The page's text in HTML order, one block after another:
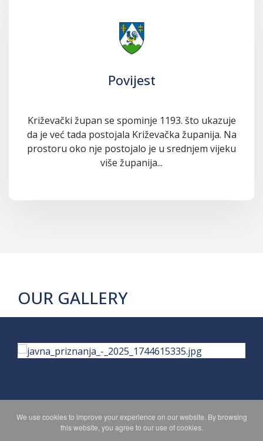
Povijest
Križevački župan se spominje 1193. što ukazuje
da je već tada postojala Križevačka županija. Na
prostoru oko nje postojalo je u srednjem vijeku
više županija...
OUR GALLERY
PRIVACY POLICY MAPA WEBA
We use cookies to improve your experience on our website. By browsing
this website, you agree to our use of cookies.